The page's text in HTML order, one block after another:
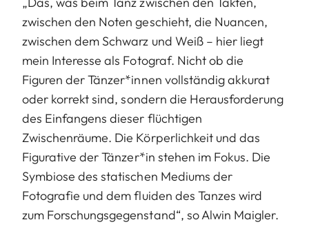
zwischen den Noten geschieht, die Nuancen,
zwischen dem Schwarz und Weiß – hier liegt
mein Interesse als Fotograf. Nicht ob die
Figuren der Tänzer*innen vollständig akkurat
oder korrekt sind, sondern die Herausforderung
des Einfangens dieser flüchtigen
Zwischenräume. Die Körperlichkeit und das
Figurative der Tänzer*in stehen im Fokus. Die
Symbiose des statischen Mediums der
Fotografie und dem fluiden des Tanzes wird
zum Forschungsgegenstand“, so Alwin Maigler.